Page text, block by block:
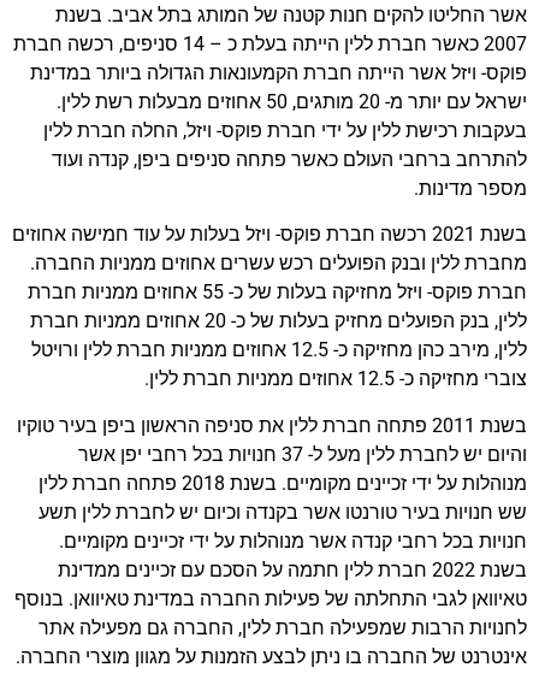
אשר החליטו להקים חנות קטנה של המותג בתל אביב. בשנת
2007 כאשר חברת ללין הייתה בעלת כ – 14 סניפים, רכשה חברת
פוקס- ויזל אשר הייתה חברת הקמעונאות הגדולה ביותר במדינת
ישראל עם יותר מ- 20 מותגים, 50 אחוזים מבעלות רשת ללין.
בעקבות רכישת ללין על ידי חברת פוקס- ויזל, החלה חברת ללין
להתרחב ברחבי העולם כאשר פתחה סניפים ביפן, קנדה ועוד
מספר מדינות.
בשנת 2021 רכשה חברת פוקס- ויזל בעלות על עוד חמישה אחוזים
מחברת ללין ובנק הפועלים רכש עשרים אחוזים ממניות החברה.
חברת פוקס- ויזל מחזיקה בעלות של כ- 55 אחוזים ממניות חברת
ללין, בנק הפועלים מחזיק בעלות של כ- 20 אחוזים ממניות חברת
ללין, מירב כהן מחזיקה כ- 12.5 אחוזים ממניות חברת ללין ורויטל
צוברי מחזיקה כ- 12.5 אחוזים ממניות חברת ללין.
בשנת 2011 פתחה חברת ללין את סניפה הראשון ביפן בעיר טוקיו
והיום יש לחברת ללין מעל ל- 37 חנויות בכל רחבי יפן אשר
מנוהלות על ידי זכיינים מקומיים. בשנת 2018 פתחה חברת ללין
שש חנויות בעיר טורנטו אשר בקנדה וכיום יש לחברת ללין תשע
חנויות בכל רחבי קנדה אשר מנוהלות על ידי זכיינים מקומיים.
בשנת 2022 חברת ללין חתמה על הסכם עם זכיינים ממדינת
טאיוואן לגבי התחלתה של פעילות החברה במדינת טאיוואן. בנוסף
לחנויות הרבות שמפעילה חברת ללין, החברה גם מפעילה אתר
אינטרנט של החברה בו ניתן לבצע הזמנות על מגוון מוצרי החברה.